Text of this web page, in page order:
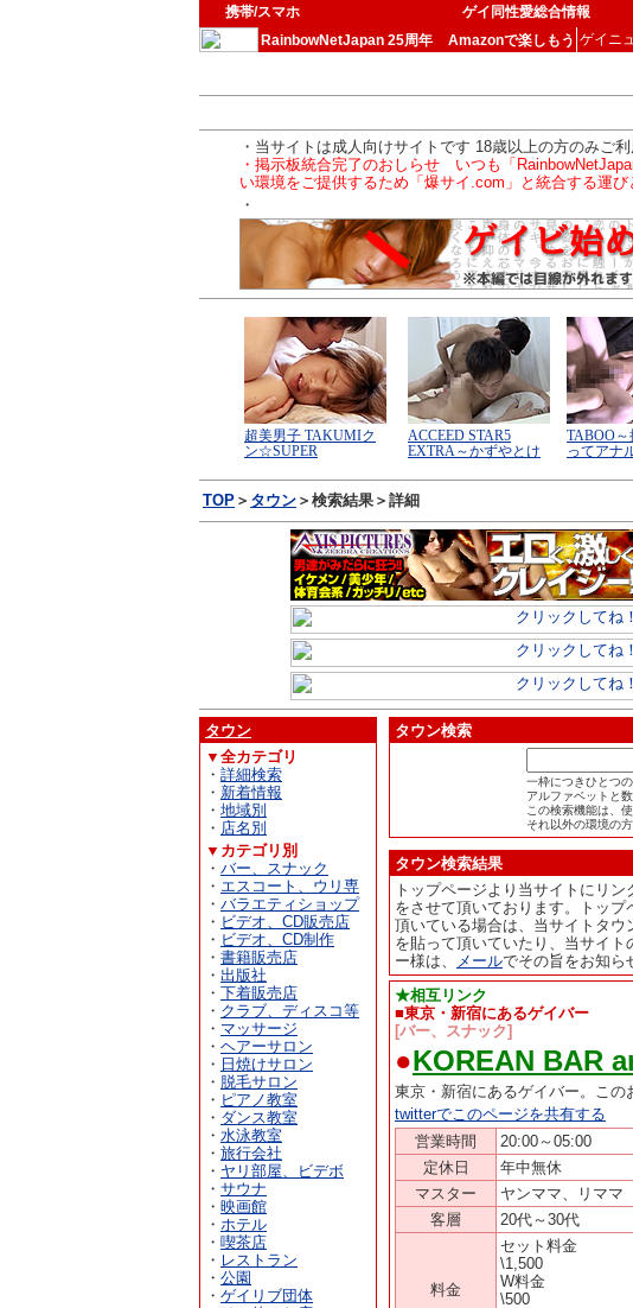
携帯/スマホ ゲイ同性愛総合情報
RainbowNetJapan 25周年
Amazonで楽しもう ゲイニ
・当サイトは成人向けサイトです 18歳以上の方のみご
・掲示板統合完了のおしらせ いつも「
い環境をご提供するため「爆サイ.com」と統合する運
・
TOP ＞ タウン ＞検索結果＞詳細
タウン
▼全カテゴリ
・ 詳細検索
・ 新着情報
・ 地域別
・ 店名別
▼カテゴリ別
・ バー、スナック
・ エスコート、ウリ専
・ バラエティショップ
・ ビデオ、CD販売店
・ ビデオ、CD制作
・ 書籍販売店
・ 出版社
・ 下着販売店
・ クラブ、ディスコ等
・ マッサージ
・ ヘアーサロン
・ 日焼けサロン
・ 脱毛サロン
・ ピアノ教室
・ ダンス教室
・ 水泳教室
・ 旅行会社
・ ヤリ部屋、ビデボ
・ サウナ
・ 映画館
・ ホテル
・ 喫茶店
・ レストラン
・ 公園
・ ゲイリブ団体
タウン検索
一枠につきひとつ
アルファベットと
この検索機能は、
それ以外の環境の
タウン検索結果
トップページより当サイトにリ
をさせて頂いております。トップ
頂いている場合は、当サイトタ
を貼って頂いていたり、当サイ
ー様は、
メールでその旨をお知ら
★相互リンク
■東京・新宿にあるゲイバー
[バー、スナック]
●KOREAN BAR
東京・新宿にあるゲイバー。この
twitterでこのページを共有する
営業時間
20:00～05:00
定休日
年中無休
マスター
ヤンママ、リママ
客層
20代～30代
料金
セット料金
\1,500
W料金
\500